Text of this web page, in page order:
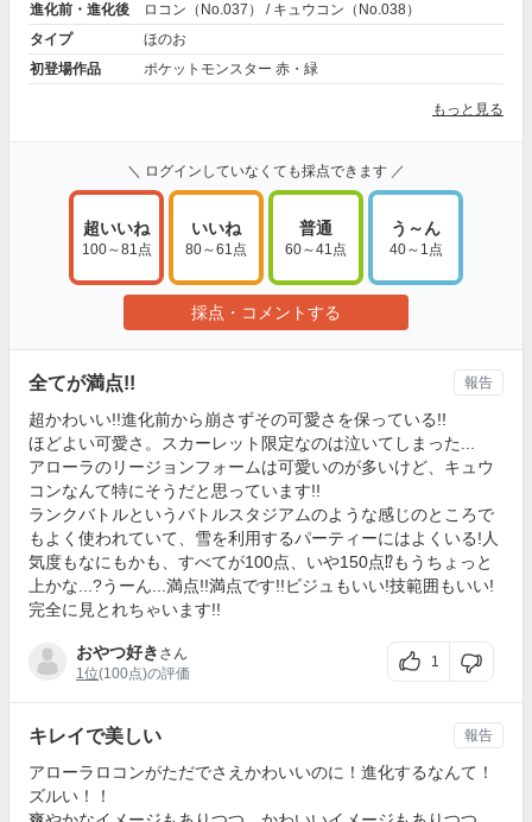
進化前・進化後
ロコン（No.037） / キュウコン（No.038）
タイプ
ほのお
初登場作品
ポケットモンスター 赤・緑
もっと見る
＼ ログインしていなくても採点できます ／
超いいね
100～81点
いいね
80～61点
普通
60～41点
う～ん
40～1点
採点・コメントする
全てが満点!!
超かわいい!!進化前から崩さずその可愛さを保っている!!
ほどよい可愛さ。スカーレット限定なのは泣いてしまった...
アローラのリージョンフォームは可愛いのが多いけど、キュウ
コンなんて特にそうだと思っています!!
ランクバトルというバトルスタジアムのような感じのところで
もよく使われていて、雪を利用するパーティーにはよくいる!人
気度もなにもかも、すべてが100点、いや150点⁉もうちょっと
上かな...?うーん...満点!!満点です!!ビジュもいい!技範囲もいい!
完全に見とれちゃいます!!
おやつ好き さん
1位(100点)の評価
1
報告
キレイで美しい
アローラロコンがただでさえかわいいのに！進化するなんて！
ズルい！！
報告